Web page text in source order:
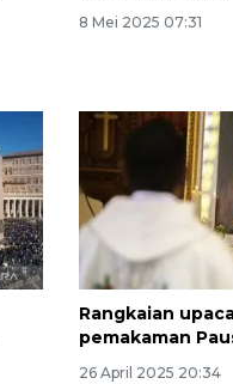
8 Mei 2025 07:31
Rangkaian
pemakaman
26 April 2025 20:34
160 ribu sambungan